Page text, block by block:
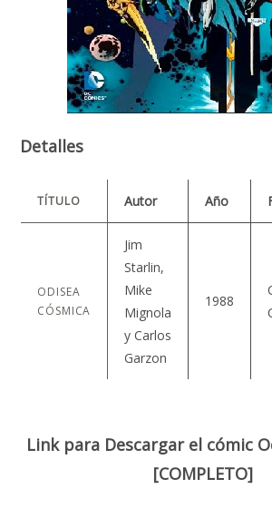
Detalles
TÍTULO Autor Año
ODISEA
CÓSMICA
Jim
Starlin,
Mike
Mignola
y Carlos
Garzon
1988
Link para Descargar el cómic
[COMPLETO]